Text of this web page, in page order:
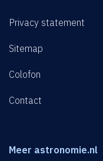
Privacy statement
Sitemap
Colofon
Contact
Meer astronomie.nl